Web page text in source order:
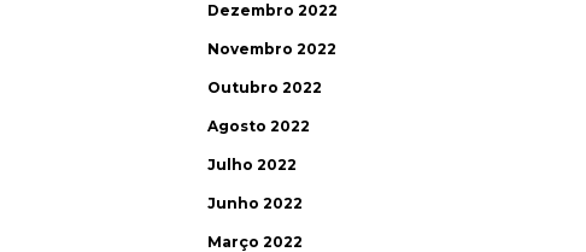
Dezembro 2022
Novembro 2022
Outubro 2022
Agosto 2022
Julho 2022
Junho 2022
Março 2022